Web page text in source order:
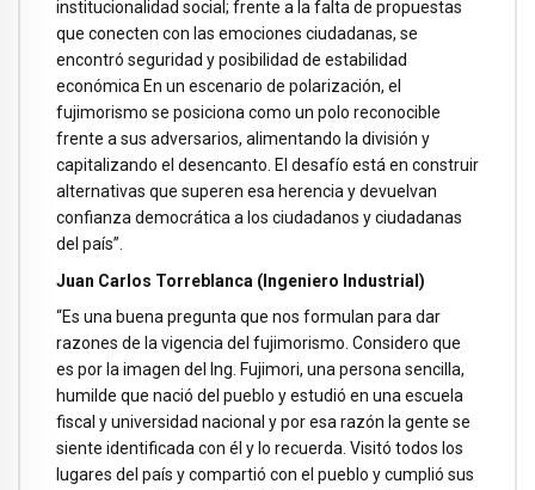
institucionalidad social; frente a la falta de propuestas
que conecten con las emociones ciudadanas, se
encontró seguridad y posibilidad de estabilidad
económica En un escenario de polarización, el
fujimorismo se posiciona como un polo reconocible
frente a sus adversarios, alimentando la división y
capitalizando el desencanto. El desafío está en construir
alternativas que superen esa herencia y devuelvan
confianza democrática a los ciudadanos y ciudadanas
del país”.
Juan Carlos Torreblanca (Ingeniero Industrial)
“Es una buena pregunta que nos formulan para dar
razones de la vigencia del fujimorismo. Considero que
es por la imagen del Ing. Fujimori, una persona sencilla,
humilde que nació del pueblo y estudió en una escuela
fiscal y universidad nacional y por esa razón la gente se
siente identificada con él y lo recuerda. Visitó todos los
lugares del país y compartió con el pueblo y cumplió sus